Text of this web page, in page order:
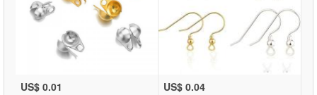
US$ 0.01 US$ 0.04